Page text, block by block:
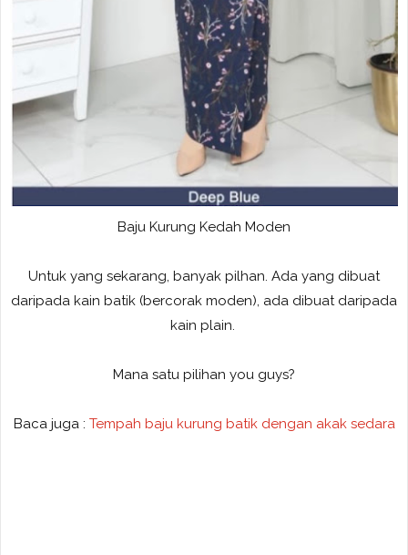
Baju Kurung Kedah Moden
Untuk yang sekarang, banyak pilhan. Ada yang dibuat
daripada kain batik (bercorak moden), ada dibuat daripada
kain plain.
Mana satu pilihan you guys?
Baca juga : Tempah baju kurung batik dengan akak sedara